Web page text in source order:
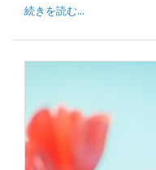
続きを読む...